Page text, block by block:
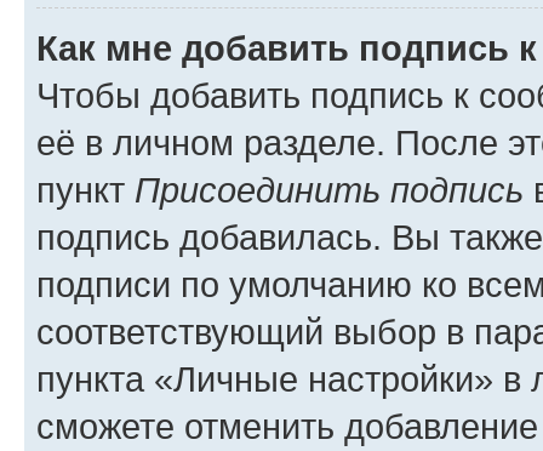
Как мне добавить подпись
Чтобы добавить подпись к
её в личном разделе. После
пункт Присоединить подпись
подпись добавилась. Вы
подписи по умолчанию ко
соответствующий выбор в
пункта «Личные настройки»
сможете отменить